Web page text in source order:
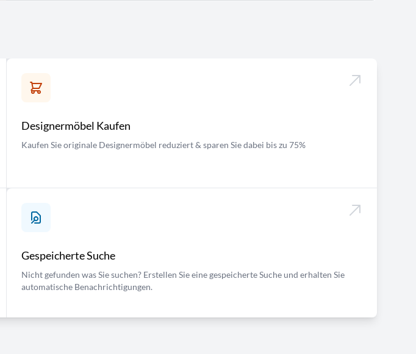
Designermöbel Kaufen
Kaufen Sie originale Designermöbel reduziert & sparen Sie dabei bis zu 75%
Gespeicherte Suche
Nicht gefunden was Sie suchen? Erstellen Sie eine gespeicherte Suche und erhalten Sie
automatische Benachrichtigungen.